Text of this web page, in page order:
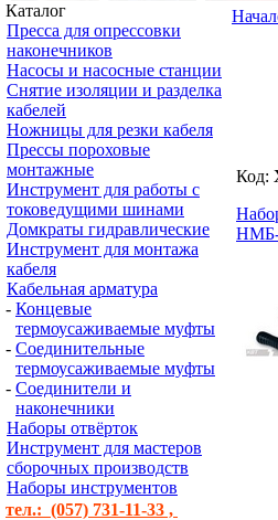
Каталог
Пресса для опрессовки
наконечников
Насосы и насосные станции
Снятие изоляции и разделка
кабелей
Ножницы для резки кабеля
Прессы пороховые
монтажные
Инструмент для работы с
токоведущими шинами
Домкраты гидравлические
Инструмент для монтажа
кабеля
Кабельная арматура
- Концевые
термоусаживаемые муфты
- Соединительные
термоусаживаемые муфты
- Соединители и
наконечники
Наборы отвёрток
Инструмент для мастеров
сборочных производств
Наборы инструментов
тел.: (057) 731-11-33 ,
Код: